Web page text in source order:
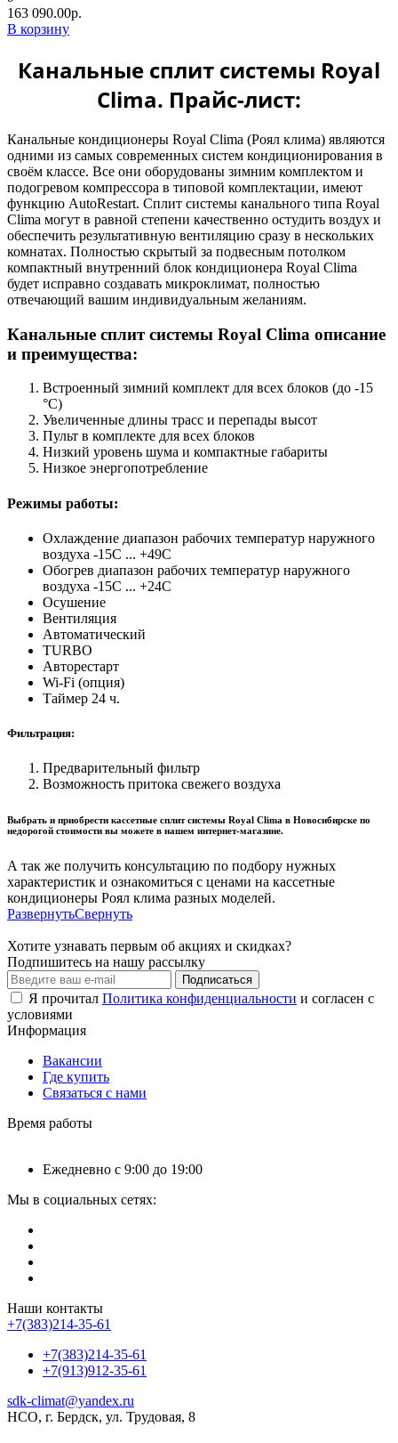
163 090.00р.
В корзину
Канальные сплит системы Royal
Clima. Прайс-лист:
Канальные кондиционеры Royal Clima (Роял клима) являются
одними из самых современных систем кондиционирования в
своём классе. Все они оборудованы зимним комплектом и
подогревом компрессора в типовой комплектации, имеют
функцию AutoRestart. Сплит системы канального типа Royal
Clima могут в равной степени качественно остудить воздух и
обеспечить результативную вентиляцию сразу в нескольких
комнатах. Полностью скрытый за подвесным потолком
компактный внутренний блок кондиционера Royal Clima
будет исправно создавать микроклимат, полностью
отвечающий вашим индивидуальным желаниям.
Канальные сплит системы Royal Clima описание
и преимущества:
Встроенный зимний комплект для всех блоков (до -15
°C)
Увеличенные длины трасс и перепады высот
Пульт в комплекте для всех блоков
Низкий уровень шума и компактные габариты
Низкое энергопотребление
Режимы работы:
Охлаждение диапазон рабочих температур наружного
воздуха -15C ... +49C
Обогрев диапазон рабочих температур наружного
воздуха -15C ... +24C
Осушение
Вентиляция
Автоматический
TURBO
Авторестарт
Wi-Fi (опция)
Таймер 24 ч.
Фильтрация:
Предварительный фильтр
Возможность притока свежего воздуха
Выбрать и приобрести кассетные сплит системы Royal Clima в Новосибирске по
недорогой стоимости вы можете в нашем интернет-магазине.
А так же получить консультацию по подбору нужных
характеристик и ознакомиться с ценами на кассетные
кондиционеры Роял клима разных моделей.
РазвернутьСвернуть
Хотите узнавать первым об акциях и скидках?
Подпишитесь на нашу рассылку
Подписаться
Я прочитал Политика конфиденциальности и согласен с
условиями
Информация
Вакансии
Где купить
Связаться с нами
Время работы
Ежедневно с 9:00 до 19:00
Мы в социальных сетях:
Наши контакты
+7(383)214-35-61
+7(383)214-35-61
+7(913)912-35-61
sdk-climat@yandex.ru
НСО, г. Бердск, ул. Трудовая, 8